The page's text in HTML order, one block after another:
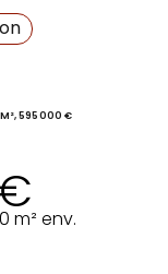
595 000 €
m² env.